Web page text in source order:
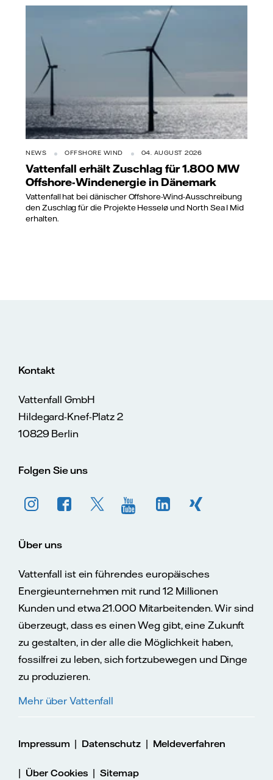
NEWS OFFSHORE WIND 04. AUGUST 2026
Vattenfall erhält Zuschlag für 1.800 MW
Offshore-Windenergie in Dänemark
Vattenfall hat bei dänischer Offshore-Wind-Ausschreibung
den Zuschlag für die Projekte Hesselø und North Sea I Mid
erhalten.
Kontakt
Vattenfall GmbH
Hildegard-Knef-Platz 2
10829 Berlin
Folgen Sie uns
Über uns
Vattenfall ist ein führendes europäisches
Energieunternehmen mit rund 12 Millionen
Kunden und etwa 21.000 Mitarbeitenden. Wir sind
überzeugt, dass es einen Weg gibt, eine Zukunft
zu gestalten, in der alle die Möglichkeit haben,
fossilfrei zu leben, sich fortzubewegen und Dinge
zu produzieren.
Mehr über Vattenfall
Impressum | Datenschutz| Meldeverfahren
| Über Cookies |Sitemap